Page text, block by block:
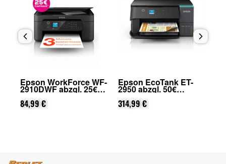
Epson WorkForce WF-
2910DWF abzgl. 25€
Cashback (von Epson
nach Registrierung)
84,99 €
Epson EcoTank ET-
2950 abzgl. 50€
Cashback (von Epson
nach Registrierung)
314,99 €